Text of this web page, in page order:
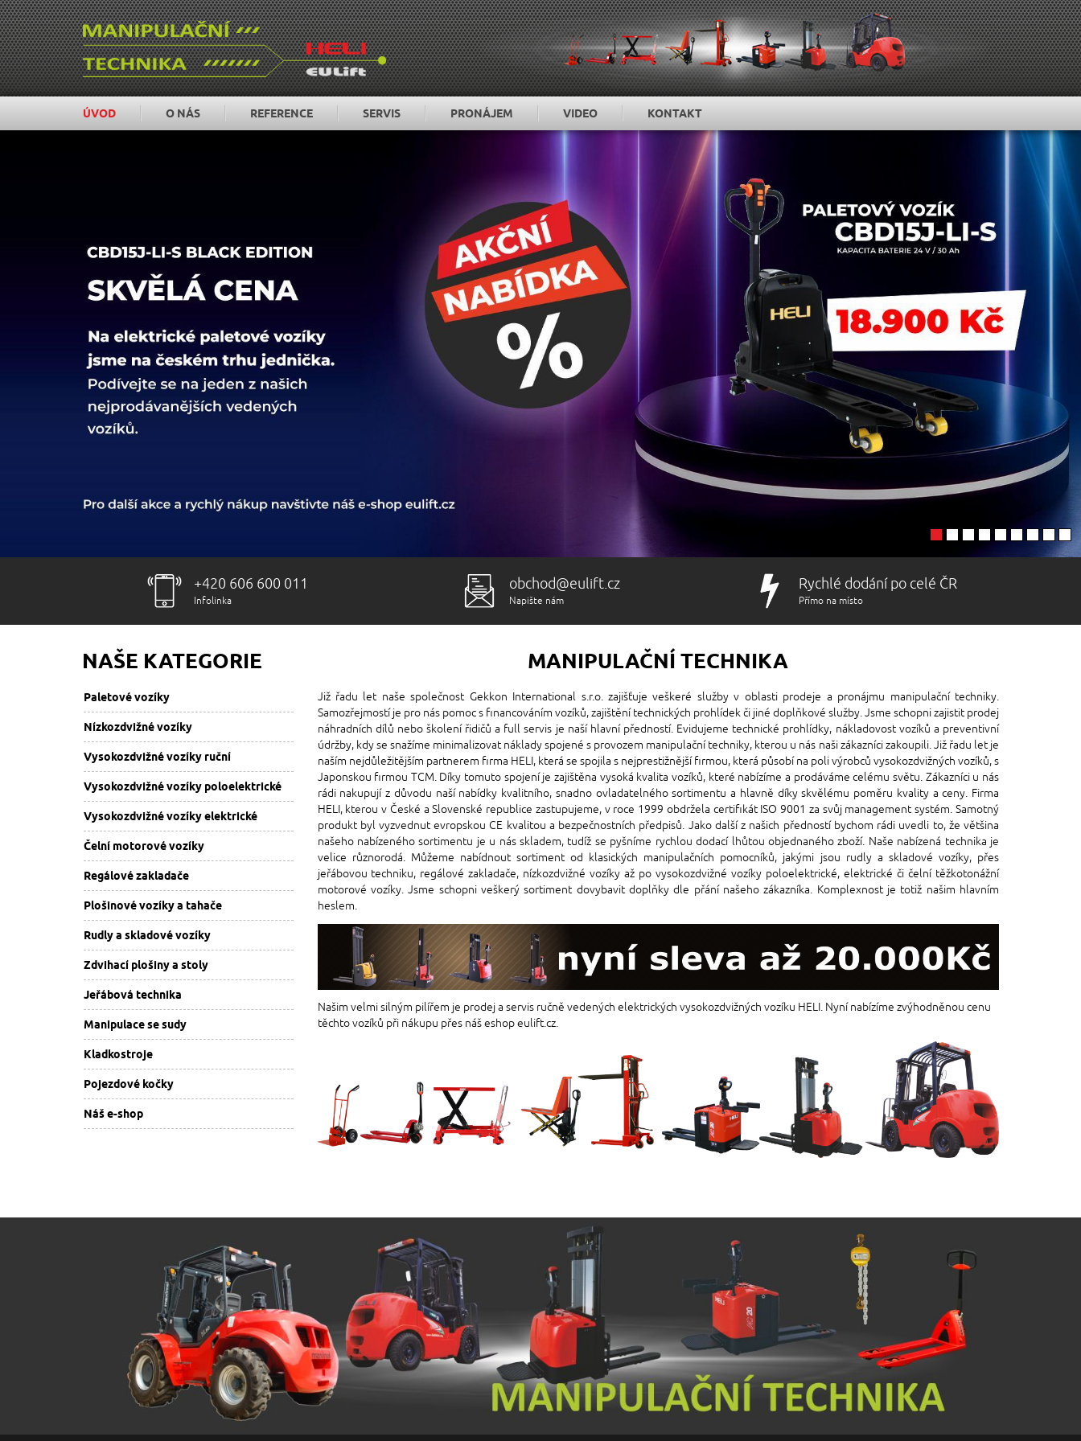
ÚVOD O NÁS REFERENCE SERVIS PRONÁJEM VIDEO KONTAKT
+420 606 600 011
Infolinka
obchod@eulift.cz
Napište nám
Rychlé dodání po celé ČR
Přímo na místo
NAŠE KATEGORIE
Paletové vozíky
Nízkozdvižné vozíky
Vysokozdvižné vozíky ruční
Vysokozdvižné vozíky poloelektrické
Vysokozdvižné vozíky elektrické
Čelní motorové vozíky
Regálové zakladače
Plošinové vozíky a tahače
Rudly a skladové vozíky
Zdvihací plošiny a stoly
Jeřábová technika
Manipulace se sudy
Kladkostroje
Pojezdové kočky
Náš e-shop
MANIPULAČNÍ TECHNIKA
Již řadu let naše společnost Gekkon International s.r.o. zajišťuje veškeré služby v oblasti prodeje a pronájmu manipulační techniky.
Samozřejmostí je pro nás pomoc s financováním vozíků, zajištění technických prohlídek či jiné doplňkové služby. Jsme schopni zajistit prodej
náhradních dílů nebo školení řidičů a full servis je naší hlavní předností. Evidujeme technické prohlídky, nákladovost vozíků a preventivní
údržby, kdy se snažíme minimalizovat náklady spojené s provozem manipulační techniky, kterou u nás naši zákazníci zakoupili. Již řadu let je
naším nejdůležitějším partnerem firma HELI, která se spojila s nejprestižnější firmou, která působí na poli výrobců vysokozdvižných vozíků, s
Japonskou firmou TCM. Díky tomuto spojení je zajištěna vysoká kvalita vozíků, které nabízíme a prodáváme celému světu. Zákazníci u nás
rádi nakupují z důvodu naší nabídky kvalitního, snadno ovladatelného sortimentu a hlavně díky skvělému poměru kvality a ceny. Firma
HELI, kterou v České a Slovenské republice zastupujeme, v roce 1999 obdržela certifikát ISO 9001 za svůj management systém. Samotný
produkt byl vyzvednut evropskou CE kvalitou a bezpečnostních předpisů. Jako další z našich předností bychom rádi uvedli to, že většina
našeho nabízeného sortimentu je u nás skladem, tudíž se pyšníme rychlou dodací lhůtou objednaného zboží. Naše nabízená technika je
velice různorodá. Můžeme nabídnout sortiment od klasických manipulačních pomocníků, jakými jsou rudly a skladové vozíky, přes
jeřábovou techniku, regálové zakladače, nízkozdvižné vozíky až po vysokozdvižné vozíky poloelektrické, elektrické či čelní těžkotonážní
motorové vozíky. Jsme schopni veškerý sortiment dovybavit doplňky dle přání našeho zákazníka. Komplexnost je totiž našim hlavním
heslem.
Našim velmi silným pilířem je prodej a servis ručně vedených elektrických vysokozdvižných vozíku HELI. Nyní nabízíme zvýhodněnou cenu
těchto vozíků při nákupu přes náš eshop eulift.cz.